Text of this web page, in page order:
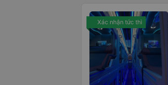
Xác nhận tức thì